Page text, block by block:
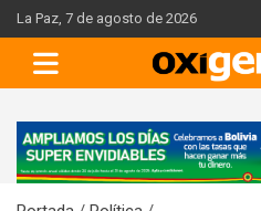
Skip
to
content
La Paz, 7 de agosto de 2026
A
d